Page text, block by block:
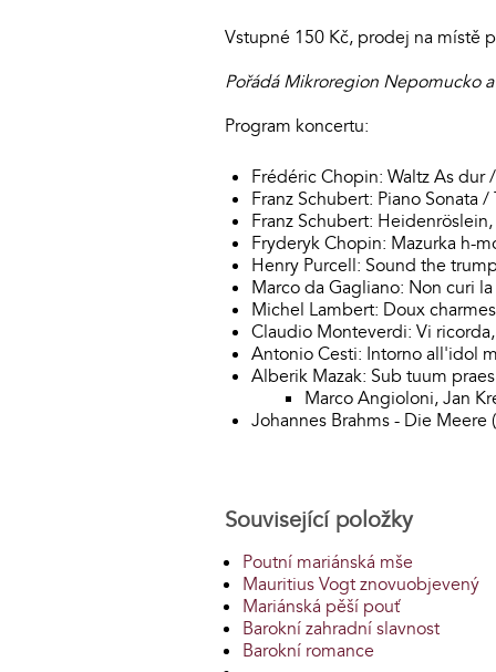
Vstupné 150 Kč, prodej na místě
Pořádá Mikroregion Nepomucko
Program koncertu:
Frédéric Chopin: Waltz As dur
Franz Schubert: Piano Sonata /
Franz Schubert:
Fryderyk Chopin: Mazurka h-
Henry Purcell: Sound the
Marco da Gagliano: Non curi
Michel Lambert: Doux
Claudio Monteverdi: Vi
Antonio Cesti: Intorno all'idol
Alberik Mazak: Sub tuum
Marco Angioloni, Jan
Johannes Brahms - Die
Související položky
Poutní mariánská mše
Mauritius Vogt znovuobjevený
Mariánská pěší pouť
Barokní zahradní slavnost
Barokní romance